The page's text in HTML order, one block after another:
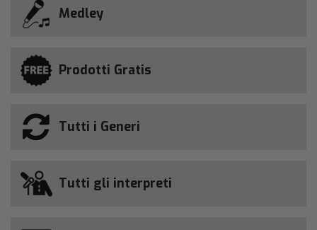
Medley
Prodotti Gratis
Tutti i Generi
Tutti gli interpreti